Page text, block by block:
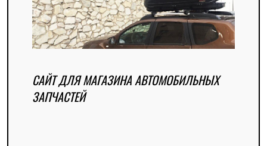
САЙТ ДЛЯ МАГАЗИНА АВТОМОБИЛЬНЫХ
ЗАПЧАСТЕЙ